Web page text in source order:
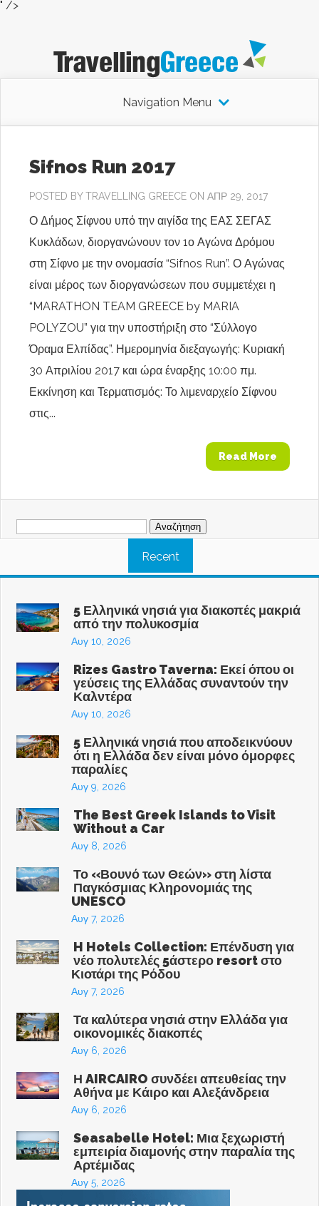
" />
Navigation Menu
Sifnos Run 2017
POSTED BYTRAVELLING GREECE ON ΑΠΡ 29, 2017
Ο Δήμος Σίφνου υπό την αιγίδα της ΕΑΣ ΣΕΓΑΣ
Κυκλάδων, διοργανώνουν τον 1ο Αγώνα Δρόμου
στη Σίφνο με την ονομασία “Sifnos Run”. Ο Αγώνας
είναι μέρος των διοργανώσεων που συμμετέχει η
“MARATHON TEAM GREECE by MARIA
POLYZOU” για την υποστήριξη στο “Σύλλογο
Όραμα Ελπίδας”. Ημερομηνία διεξαγωγής: Κυριακή
30 Απριλίου 2017 και ώρα έναρξης 10:00 πμ.
Εκκίνηση και Τερματισμός: Το λιμεναρχείο Σίφνου
στις...
Read More
Αναζήτηση
για:
Recent
5 Ελληνικά νησιά για διακοπές μακριά
από την πολυκοσμία
Αυγ 10, 2026
Rizes Gastro Taverna: Εκεί όπου οι
γεύσεις της Ελλάδας συναντούν την
Καλντέρα
Αυγ 10, 2026
5 Ελληνικά νησιά που αποδεικνύουν
ότι η Ελλάδα δεν είναι μόνο όμορφες
παραλίες
Αυγ 9, 2026
The Best Greek Islands to Visit
Without a Car
Αυγ 8, 2026
Το «Βουνό των Θεών» στη λίστα
Παγκόσμιας Κληρονομιάς της
UNESCO
Αυγ 7, 2026
H Hotels Collection: Επένδυση για
νέο πολυτελές 5άστερο resort στο
Κιοτάρι της Ρόδου
Αυγ 7, 2026
Τα καλύτερα νησιά στην Ελλάδα για
οικονομικές διακοπές
Αυγ 6, 2026
Η AIRCAIRO συνδέει απευθείας την
Αθήνα με Κάιρο και Αλεξάνδρεια
Αυγ 6, 2026
Seasabelle Hotel: Μια ξεχωριστή
εμπειρία διαμονής στην παραλία της
Αρτέμιδας
Αυγ 5, 2026